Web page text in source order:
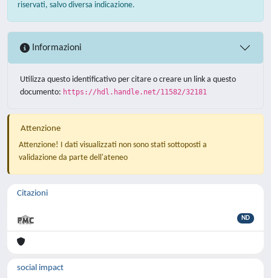
riservati, salvo diversa indicazione.
Informazioni
Utilizza questo identificativo per citare o creare un link a questo
documento: https://hdl.handle.net/11582/32181
Attenzione
Attenzione! I dati visualizzati non sono stati sottoposti a
validazione da parte dell'ateneo
Citazioni
ND
social impact